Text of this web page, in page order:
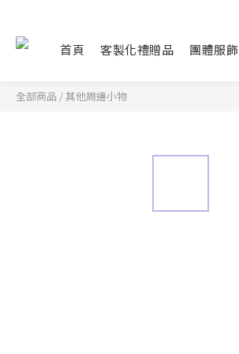
首頁 客製化禮贈品 團體服飾
全部商品 /其他周邊小物